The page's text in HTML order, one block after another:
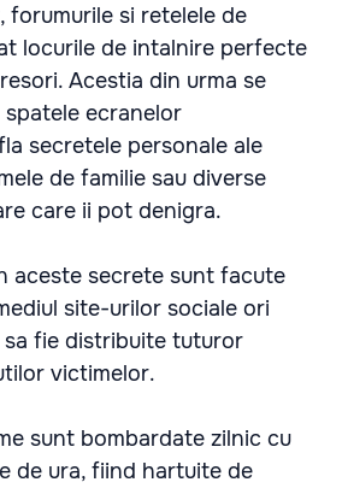
forumurile si retelele de
locurile de intalnire perfecte
Acestia din urma se
ecranelor
secretele personale ale
de familie sau diverse
care ii pot denigra.
aceste secrete sunt facute
site-urilor sociale ori
fie distribuite tuturor
victimelor.
sunt bombardate zilnic cu
de ura, fiind hartuite de